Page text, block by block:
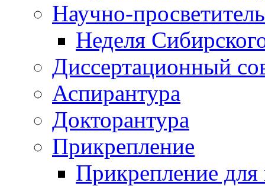
Научно-
Неделя
Диссертационный
Аспирантура
Докторантура
Прикрепление
Прикрепление для